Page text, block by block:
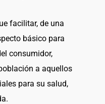
facilitar, de una
básico para
consumidor,
a aquellos
para su salud,